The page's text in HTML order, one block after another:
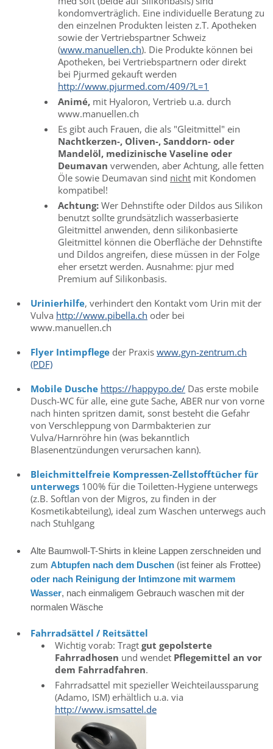
kondomverträglich. Eine individuelle Beratung zu
den einzelnen Produkten leisten z.T. Apotheken
sowie der Vertriebspartner Schweiz
(www.manuellen.ch). Die Produkte können bei
Apotheken, bei Vertriebspartnern oder direkt
bei Pjurmed gekauft werden
http://www.pjurmed.com/409/?L=1
Animé, mit Hyaloron, Vertrieb u.a. durch
www.manuellen.ch
Es gibt auch Frauen, die als "Gleitmittel" ein
Nachtkerzen-, Oliven-, Sanddorn- oder
Mandelöl, medizinische Vaseline oder
Deumavan verwenden, aber Achtung, alle fetten
Öle sowie Deumavan sind nicht mit Kondomen
kompatibel!
Achtung: Wer Dehnstifte oder Dildos aus Silikon
benutzt sollte grundsätzlich wasserbasierte
Gleitmittel anwenden, denn silikonbasierte
Gleitmittel können die Oberfläche der Dehnstifte
und Dildos angreifen, diese müssen in der Folge
eher ersetzt werden. Ausnahme: pjur med
Premium auf Silikonbasis.
Urinierhilfe, verhindert den Kontakt vom Urin mit der
Vulva http://www.pibella.ch oder bei
www.manuellen.ch
Flyer Intimpflege der Praxis www.gyn-zentrum.ch
(PDF)
Mobile Dusche https://happypo.de/ Das erste mobile
Dusch-WC für alle, eine gute Sache, ABER nur von vorne
nach hinten spritzen damit, sonst besteht die Gefahr
von Verschleppung von Darmbakterien zur
Vulva/Harnröhre hin (was bekanntlich
Blasenentzündungen verursachen kann).
Bleichmittelfreie Kompressen-Zellstofftücher für
unterwegs 100% für die Toiletten-Hygiene unterwegs
(z.B. Softlan von der Migros, zu finden in der
Kosmetikabteilung), ideal zum Waschen unterwegs auch
nach Stuhlgang
Alte Baumwoll-T-Shirts in kleine Lappen zerschneiden und
zum Abtupfen nach dem Duschen (ist feiner als Frottee)
oder nach Reinigung der Intimzone mit warmem
Wasser, nach einmaligem Gebrauch waschen mit der
normalen Wäsche
Fahrradsättel / Reitsättel
Wichtig vorab: Tragt gut gepolsterte
Fahrradhosen und wendet Pflegemittel an vor
dem Fahrradfahren.
Fahrradsattel mit spezieller Weichteilaussparung
(Adamo, ISM) erhältlich u.a. via
http://www.ismsattel.de